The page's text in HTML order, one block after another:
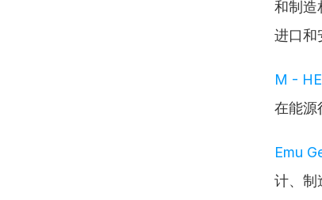
和制造
进口和
M -
在能源
Emu
计、制